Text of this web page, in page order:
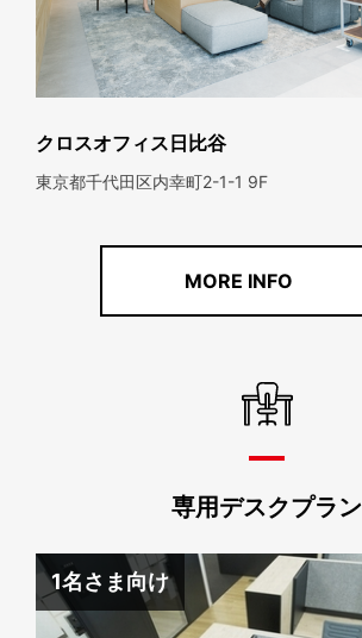
クロスオフィス日比谷
東京都千代田区内幸町2-1-1 9F
MORE INFO
専用デスクプラン
1名さま向け